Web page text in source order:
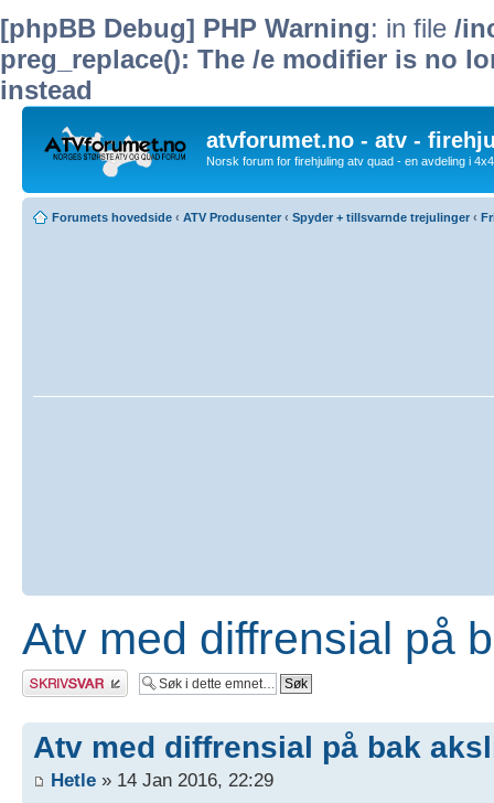
[phpBB Debug] PHP Warning: in file /
preg_replace(): The /e modifier is no
instead
atvforumet.no - atv -
Norsk forum for firehjuling atv quad - en avdeling i
Forumets hovedside ‹ ATV Produsenter ‹ Spyder + tillsvarnde trejulinger ‹
Atv med diffrensial på
Skriv et svar
Atv med diffrensial på bak
Hetle » 14 Jan 2016, 22:29